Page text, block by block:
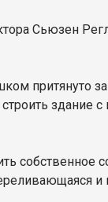
Сьюзен
притянуто
здание
собственное
и